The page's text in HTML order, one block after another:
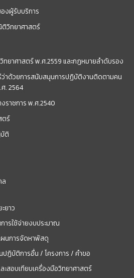
งผู้รับบริการ
ติวิทยาศาสตร์
ทยาศาสตร์ พ.ศ.2559 และกฏหมายลำดับรอง
ว่าด้วยการสนับสนุนการปฏิบัติงานติดตามคน
. 2564
ราชการ พ.ศ.2540
ตร์
ติ
ล
ยาว
ารใช้จ่ายงบประมาณ
นการจัดหาพัสดุ
ปฏิบัติการอื่น / โครงการ / คำขอ
สอบเทียบเครื่องมือวิทยาศาสตร์